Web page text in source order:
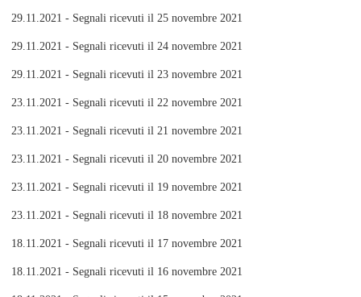
29.11.2021 - Segnali ricevuti il 25 novembre 2021
29.11.2021 - Segnali ricevuti il 24 novembre 2021
29.11.2021 - Segnali ricevuti il 23 novembre 2021
23.11.2021 - Segnali ricevuti il 22 novembre 2021
23.11.2021 - Segnali ricevuti il 21 novembre 2021
23.11.2021 - Segnali ricevuti il 20 novembre 2021
23.11.2021 - Segnali ricevuti il 19 novembre 2021
23.11.2021 - Segnali ricevuti il 18 novembre 2021
18.11.2021 - Segnali ricevuti il 17 novembre 2021
18.11.2021 - Segnali ricevuti il 16 novembre 2021